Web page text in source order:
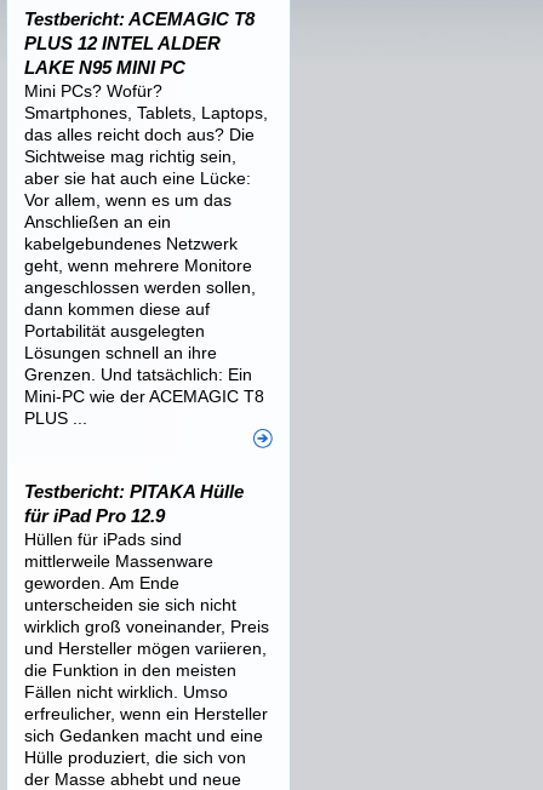
Testbericht: ACEMAGIC T8
PLUS 12 INTEL ALDER
LAKE N95 MINI PC
Mini PCs? Wofür?
Smartphones, Tablets, Laptops,
das alles reicht doch aus? Die
Sichtweise mag richtig sein,
aber sie hat auch eine Lücke:
Vor allem, wenn es um das
Anschließen an ein
kabelgebundenes Netzwerk
geht, wenn mehrere Monitore
angeschlossen werden sollen,
dann kommen diese auf
Portabilität ausgelegten
Lösungen schnell an ihre
Grenzen. Und tatsächlich: Ein
Mini-PC wie der ACEMAGIC T8
PLUS ...
Testbericht: PITAKA Hülle
für iPad Pro 12.9
Hüllen für iPads sind
mittlerweile Massenware
geworden. Am Ende
unterscheiden sie sich nicht
wirklich groß voneinander, Preis
und Hersteller mögen variieren,
die Funktion in den meisten
Fällen nicht wirklich. Umso
erfreulicher, wenn ein Hersteller
sich Gedanken macht und eine
Hülle produziert, die sich von
der Masse abhebt und neue